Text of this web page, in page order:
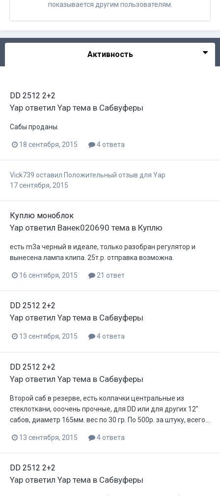
показывается другим пользователям.
Активность
DD 2512 2+2
Yap ответил Yap тема в Сабвуферы
Сабы проданы.
18 сентября, 2015 4 ответа
Vick739 оставил Положительный отзыв для Yap
17 сентября, 2015
Куплю моноблок
Yap ответил Ванек020690 тема в Куплю
есть m3a черный в идеале, только разобран регулятор и
вынесена лампа клипа. 25т.р. отправка возможна.
16 сентября, 2015 21 ответ
DD 2512 2+2
Yap ответил Yap тема в Сабвуферы
13 сентября, 2015 4 ответа
DD 2512 2+2
Yap ответил Yap тема в Сабвуферы
Второй саб в резерве, есть колпачки центральные из
стеклоткани, ооочень прочные, для DD или для других 12"
сабов, диаметр 165мм. вес по 30 гр. По 500р. за штуку, всего...
13 сентября, 2015 4 ответа
DD 2512 2+2
Yap ответил Yap тема в Сабвуферы